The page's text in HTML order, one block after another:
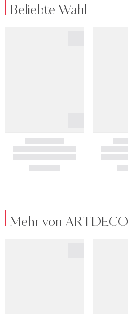
Beliebte Wahl
Mehr von ARTDECO